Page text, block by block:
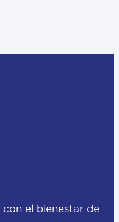
el bienestar de